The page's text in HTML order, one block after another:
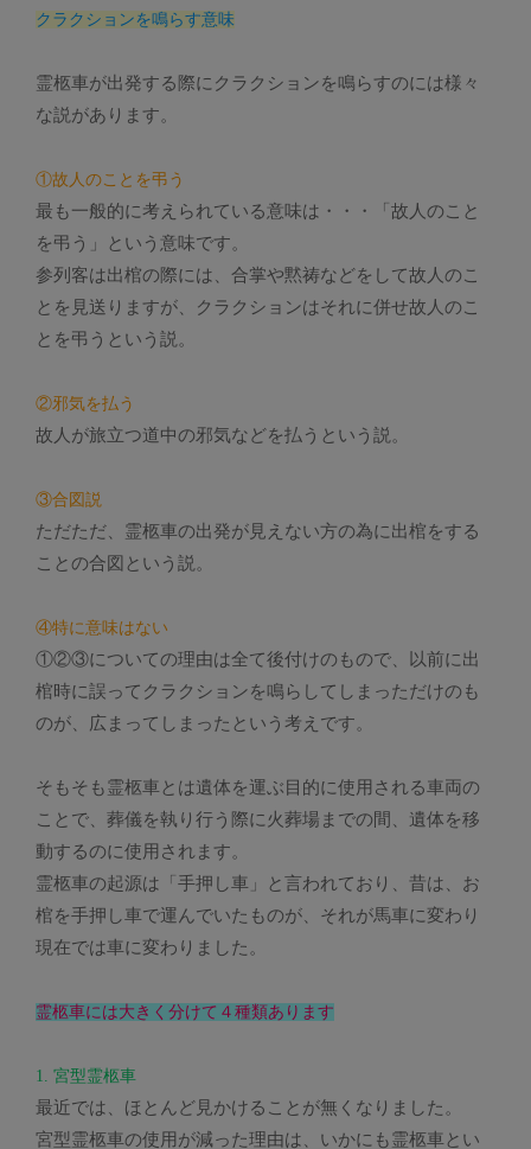
クラクションを鳴らす意味
霊柩車が出発する際にクラクションを鳴らすのには様々
な説があります。
①故人のことを弔う
最も一般的に考えられている意味は・・・「故人のこと
を弔う」という意味です。
参列客は出棺の際には、合掌や黙祷などをして故人のこ
とを見送りますが、クラクションはそれに併せ故人のこ
とを弔うという説。
②邪気を払う
故人が旅立つ道中の邪気などを払うという説。
③合図説
ただただ、霊柩車の出発が見えない方の為に出棺をする
ことの合図という説。
④特に意味はない
①②③についての理由は全て後付けのもので、以前に出
棺時に誤ってクラクションを鳴らしてしまっただけのも
のが、広まってしまったという考えです。
そもそも霊柩車とは遺体を運ぶ目的に使用される車両の
ことで、葬儀を執り行う際に火葬場までの間、遺体を移
動するのに使用されます。
霊柩車の起源は「手押し車」と言われており、昔は、お
棺を手押し車で運んでいたものが、それが馬車に変わり
現在では車に変わりました。
霊柩車には大きく分けて４種類あります
1. 宮型霊柩車
最近では、ほとんど見かけることが無くなりました。
宮型霊柩車の使用が減った理由は、いかにも霊柩車とい